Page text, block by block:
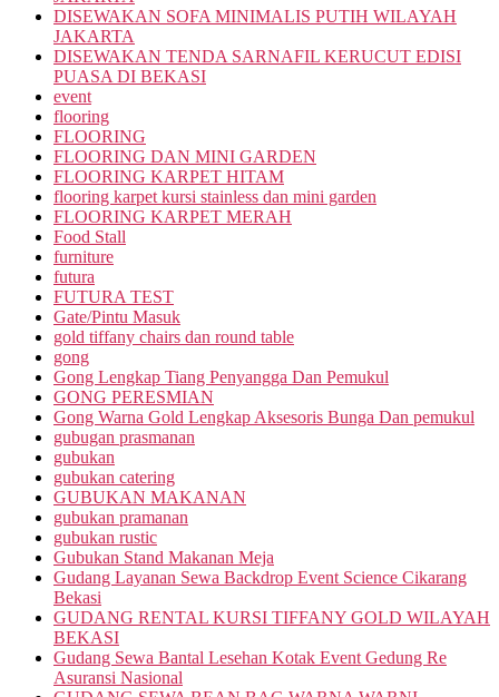
DISEWAKAN SOFA MINIMALIS PUTIH WILAYAH
JAKARTA
DISEWAKAN TENDA SARNAFIL KERUCUT EDISI
PUASA DI BEKASI
event
flooring
FLOORING
FLOORING DAN MINI GARDEN
FLOORING KARPET HITAM
flooring karpet kursi stainless dan mini garden
FLOORING KARPET MERAH
Food Stall
furniture
futura
FUTURA TEST
Gate/Pintu Masuk
gold tiffany chairs dan round table
gong
Gong Lengkap Tiang Penyangga Dan Pemukul
GONG PERESMIAN
Gong Warna Gold Lengkap Aksesoris Bunga Dan pemukul
gubugan prasmanan
gubukan
gubukan catering
GUBUKAN MAKANAN
gubukan pramanan
gubukan rustic
Gubukan Stand Makanan Meja
Gudang Layanan Sewa Backdrop Event Science Cikarang
Bekasi
GUDANG RENTAL KURSI TIFFANY GOLD WILAYAH
BEKASI
Gudang Sewa Bantal Lesehan Kotak Event Gedung Re
Asuransi Nasional